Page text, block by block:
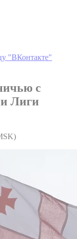
"ВКонтакте"
с
Лиги